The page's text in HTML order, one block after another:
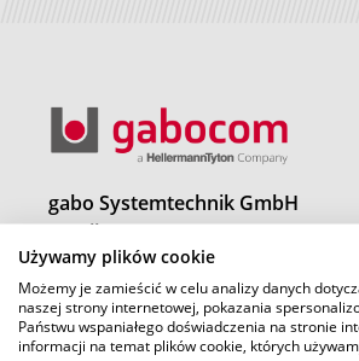
Używamy plików cookie
Możemy je zamieścić w celu analizy danych
naszej strony internetowej, pokazania
Państwu wspaniałego doświadczenia na stronie
informacji na temat plików cookie, których
gabo Systemtechnik GmbH
a HellermannTyton Company
Am Schaidweg 7
94559 Niederwinkling
Tel.: +49 9962 950-0